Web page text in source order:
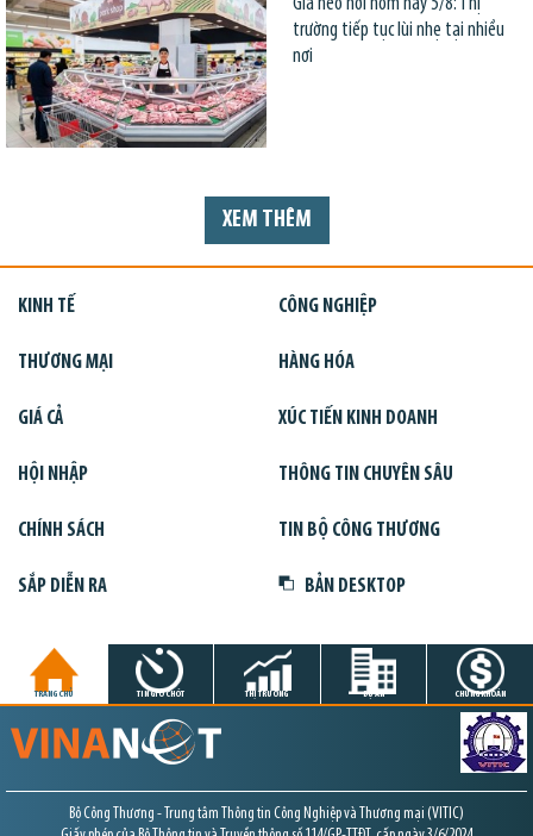
trường tiếp tục lùi nhẹ tại nhiều
nơi
XEM THÊM
KINH TẾ CÔNG NGHIỆP
THƯƠNG MẠI HÀNG HÓA
GIÁ CẢ XÚC TIẾN KINH DOANH
HỘI NHẬP THÔNG TIN CHUYÊN SÂU
CHÍNH SÁCH TIN BỘ CÔNG THƯƠNG
SẮP DIỄN RA BẢN DESKTOP
TRANG CHỦ TIN GIỜ CHÓT THỊ TRƯỜNG DỰ ÁN CHỨNG KHOÁN
Bộ Công Thương - Trung tâm Thông tin Công Nghiệp và Thương mại (VITIC)